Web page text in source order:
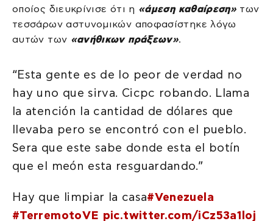
οποίος διευκρίνισε ότι η «άμεση καθαίρεση» των
τεσσάρων αστυνομικών αποφασίστηκε λόγω
αυτών των «ανήθικων πράξεων».
“Esta gente es de lo peor de verdad no
hay uno que sirva. Cicpc robando. Llama
la atención la cantidad de dólares que
llevaba pero se encontró con el pueblo.
Sera que este sabe donde esta el botín
que el meón esta resguardando.”
Hay que limpiar la casa#Venezuela
#TerremotoVE pic.twitter.com/iCz53a1loj